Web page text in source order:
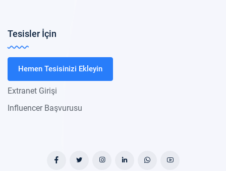
Tesisler İçin
Hemen Tesisinizi Ekleyin
Extranet Girişi
Influencer Başvurusu